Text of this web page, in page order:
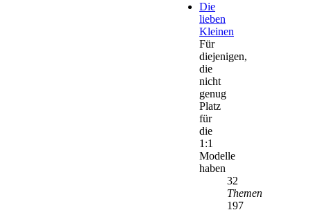
Die
lieben
Kleinen
Für
diejenigen,
die
nicht
genug
Platz
für
die
1:1
Modelle
haben
32
Themen
197